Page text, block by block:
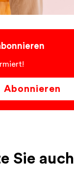
Abonnieren
Sie auch